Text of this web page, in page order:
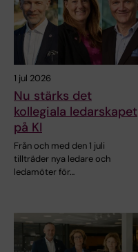
1 jul 2026
Nu stärks det
kollegiala ledarskapet
på KI
Från och med den 1 juli
tillträder nya ledare och
ledamöter för…